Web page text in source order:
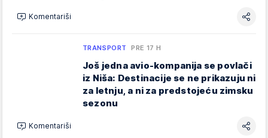
Komentariši
TRANSPORT PRE 17 H
Još jedna avio-kompanija se povlači
iz Niša: Destinacije se ne prikazuju ni
za letnju, a ni za predstojeću zimsku
sezonu
Komentariši